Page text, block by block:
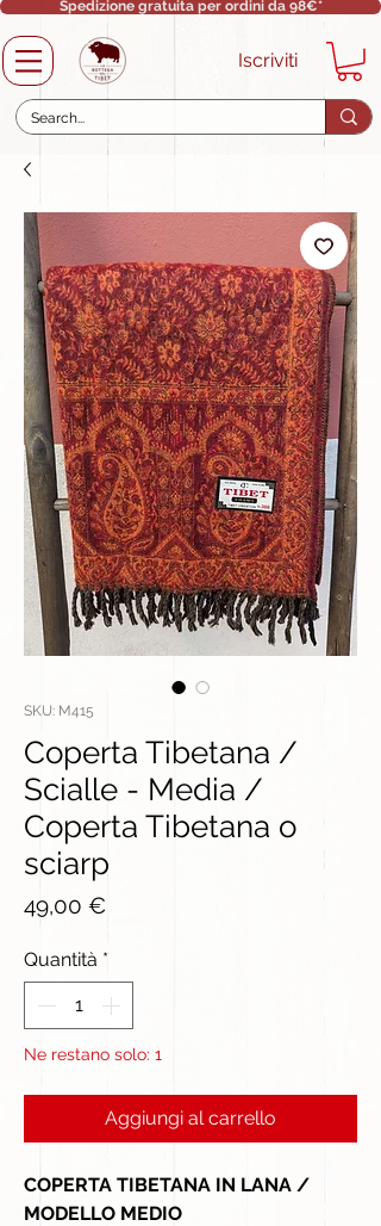
Spedizione gratuita per ordini da 98€*
Iscriviti
SKU: M415
Coperta Tibetana /
Scialle - Media /
Coperta Tibetana o
sciarp
49,00 €
Quantità *
Ne restano solo: 1
Aggiungi al carrello
COPERTA TIBETANA IN LANA /
MODELLO MEDIO